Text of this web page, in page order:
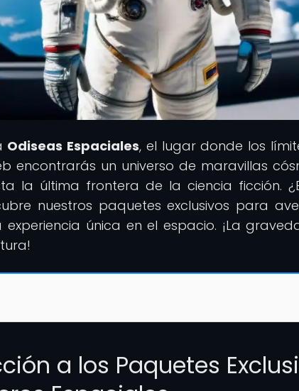
Odiseas Espaciales, el lugar donde los
encontrarás un universo de maravillas
la última frontera de la ciencia ficción.
nuestros paquetes exclusivos para
experiencia única en el espacio. ¡La
a los Paquetes